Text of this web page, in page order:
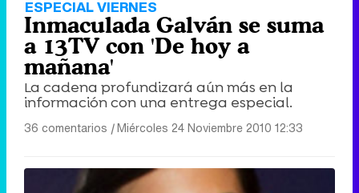
ESPECIAL VIERNES
Inmaculada Galván se suma
a 13TV con 'De hoy a
mañana'
La cadena profundizará aún más en la
información con una entrega especial.
36 comentarios |Miércoles 24 Noviembre 2010 12:33